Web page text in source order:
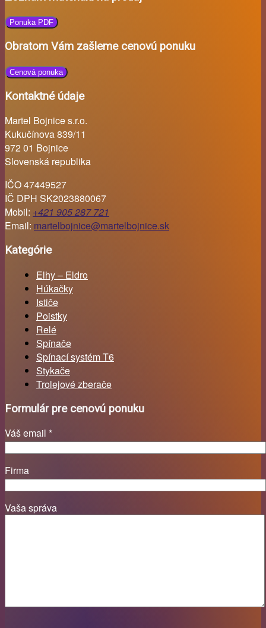
Ponuka PDF
Obratom Vám zašleme cenovú ponuku
Cenová ponuka
Kontaktné údaje
Martel Bojnice s.r.o.
Kukučínova 839/11
972 01 Bojnice
Slovenská republika
IČO 47449527
IČ DPH SK2023880067
Mobil: +421 905 287 721
Email: martelbojnice@martelbojnice.sk
Kategórie
Elhy – Eldro
Húkačky
Ističe
Poistky
Relé
Spínače
Spínací systém T6
Stykače
Trolejové zberače
Formulár pre cenovú ponuku
Váš email *
Firma
Vaša správa